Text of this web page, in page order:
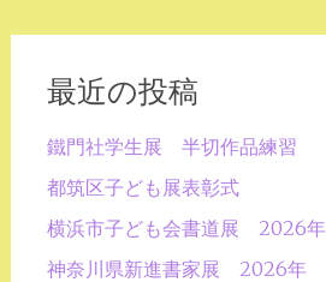
最近の投稿
鐵門社学生展 半切作品練習
都筑区子ども展表彰式
横浜市子ども会書道展 2026年
神奈川県新進書家展 2026年